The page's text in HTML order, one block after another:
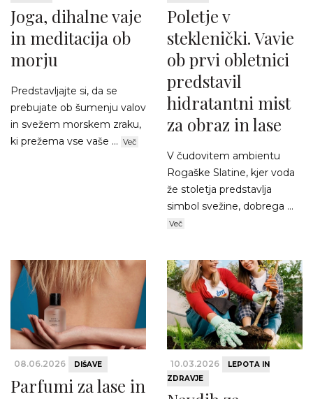
Joga, dihalne vaje
in meditacija ob
morju
Predstavljajte si, da se
prebujate ob šumenju valov
in svežem morskem zraku,
ki prežema vse vaše ... Več
Poletje v
steklenički. Vavie
ob prvi obletnici
predstavil
hidratantni mist
za obraz in lase
V čudovitem ambientu
Rogaške Slatine, kjer voda
že stoletja predstavlja
simbol svežine, dobrega ...
Več
08.06.2026 DIŠAVE
Parfumi za lase in
10.03.2026
LEPOTA IN
ZDRAVJE